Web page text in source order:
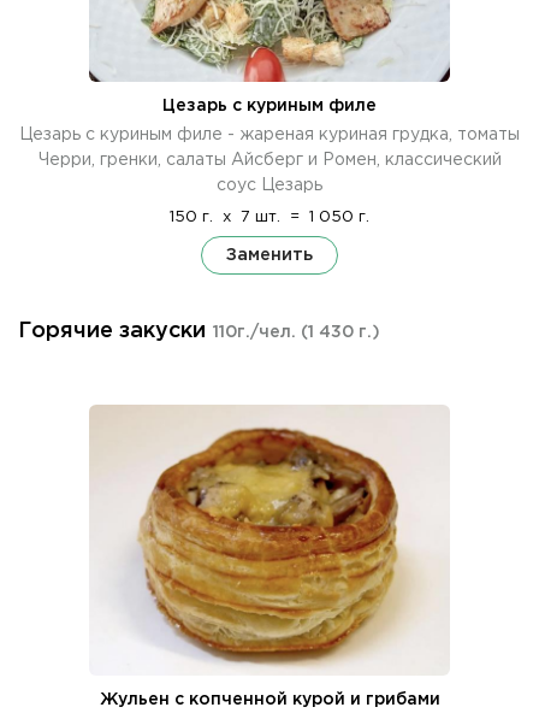
Цезарь с куриным филе
Цезарь с куриным филе - жареная куриная грудка, томаты
Черри, гренки, салаты Айсберг и Ромен, классический
соус Цезарь
150 г. x 7 шт. = 1 050 г.
Заменить
Горячие закуски 110г./чел. (1 430 г.)
Жульен с копченной курой и грибами